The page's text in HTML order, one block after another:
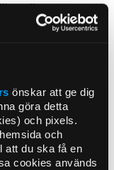
önskar att ge dig
göra detta
och pixels.
och
att du ska få en
cookies används
en djupare
passionerade
hantverk, med en
Från de
ambitiösa
en inbjudan